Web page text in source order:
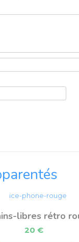
libres rétro
20 €